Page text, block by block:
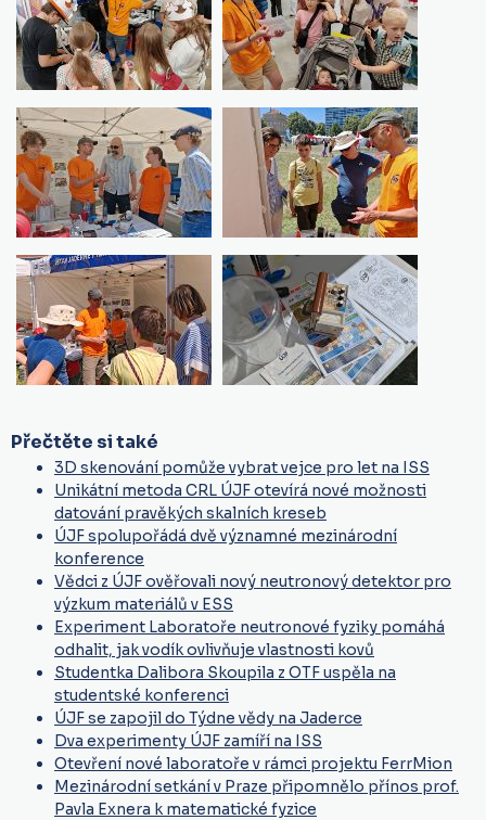
Přečtěte si také
3D skenování pomůže vybrat vejce pro let na ISS
Unikátní metoda CRL ÚJF otevírá nové možnosti
datování pravěkých skalních kreseb
ÚJF spolupořádá dvě významné mezinárodní
konference
Vědci z ÚJF ověřovali nový neutronový detektor pro
výzkum materiálů v ESS
Experiment Laboratoře neutronové fyziky pomáhá
odhalit, jak vodík ovlivňuje vlastnosti kovů
Studentka Dalibora Skoupila z OTF uspěla na
studentské konferenci
ÚJF se zapojil do Týdne vědy na Jaderce
Dva experimenty ÚJF zamíří na ISS
Otevření nové laboratoře v rámci projektu FerrMion
Mezinárodní setkání v Praze připomnělo přínos prof.
Pavla Exnera k matematické fyzice